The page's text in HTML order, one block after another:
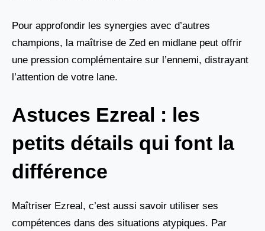
Pour approfondir les synergies avec d’autres
champions, la maîtrise de Zed en midlane peut offrir
une pression complémentaire sur l’ennemi, distrayant
l’attention de votre lane.
Astuces Ezreal : les
petits détails qui font la
différence
Maîtriser Ezreal, c’est aussi savoir utiliser ses
compétences dans des situations atypiques. Par